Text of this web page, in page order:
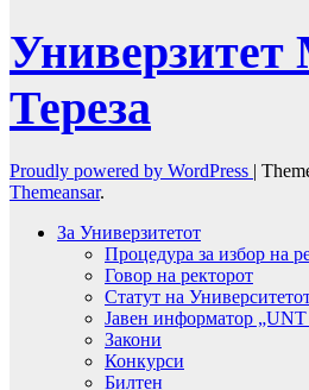
Универзитет
Тереза
Proudly powered by WordPress |
Themeansar.
За Универзитетот
Процедура за избор на
Говор на ректорот
Статут на
Јавен информатор „UNT
Закони
Конкурси
Билтен